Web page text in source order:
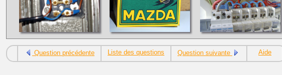
Question précédente Liste des questions Question suivante Aide